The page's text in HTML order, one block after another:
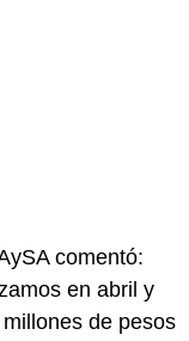
comentó:
en abril y
de pesos